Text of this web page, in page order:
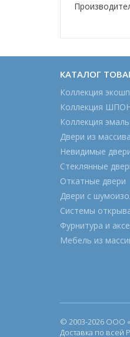
КАТАЛОГ
Коллекция
Коллекция
Коллекция эмаль
Двери из массива
Невидимые
Стеклянные
Откатные двери
Двери с
Системы
Фурнитура и
Мебель из
© 2003-2026 ООО
Доставка по всей